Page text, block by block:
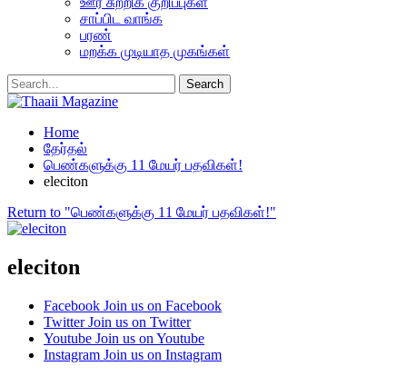
சாப்பிட வாங்க
பரண்
மறக்க முடியாத முகங்கள்
Home
தேர்தல்
பெண்களுக்கு 11 மேயர் பதவிகள்!
eleciton
Return to "பெண்களுக்கு 11 மேயர் பதவிகள்!"
eleciton
Facebook Join us on Facebook
Twitter Join us on Twitter
Youtube Join us on Youtube
Instagram Join us on Instagram